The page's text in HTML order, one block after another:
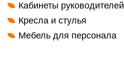
Кабинеты руководителей
Кресла и стулья
Мебель для персонала